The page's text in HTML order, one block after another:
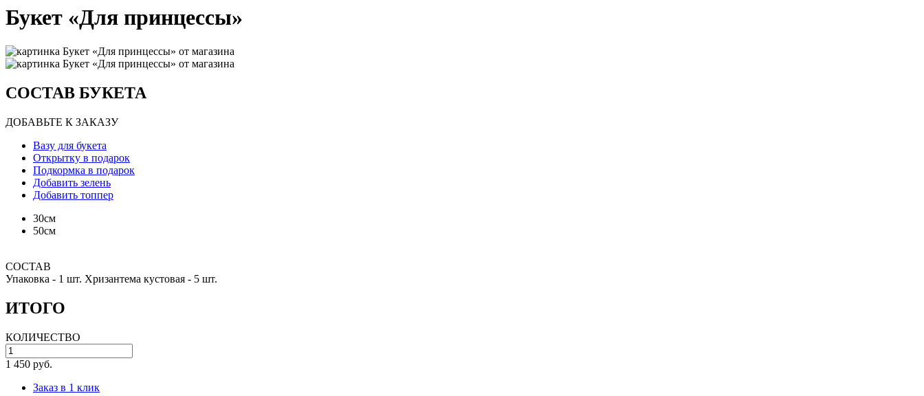
Букет «Для принцессы»
СОСТАВ БУКЕТА
ДОБАВЬТЕ К ЗАКАЗУ
Вазу для букета
Открытку в подарок
Подкормка в подарок
Добавить зелень
Добавить топпер
30см
50см
СОСТАВ
Упаковка - 1 шт. Хризантема кустовая - 5 шт.
ИТОГО
КОЛИЧЕСТВО
1 450 руб.
Заказ в 1 клик